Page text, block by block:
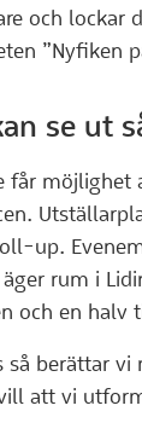
och lockar
”Nyfiken
se ut
får möjlighet
up.
rum i
och en halv
berättar vi
att vi